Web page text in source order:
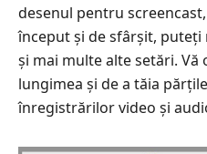
desenul pentru
început și de sfârșit,
și mai multe alte setări.
lungimea și de a tăia
înregistrărilor video și